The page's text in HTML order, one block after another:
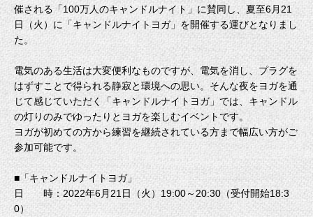
催される「100万人のキャンドルナイト」に賛同し、夏至6月21
日（火）に「キャンドルナイトヨガ」を開催する運びとなりまし
た。
電気のある生活は大変便利なものですが、電気を消し、プラグを
はずすことで得られる静寂と環境への思い。そんな夜をヨガを通
じて感じていただく「キャンドルナイトヨガ」では、キャンドル
の灯りのみでゆったりとヨガを楽しむイベントです。
ヨガが初めての方から練習を継続されている方まで幅広い方がご
参加可能です。
■「キャンドルナイトヨガ」
日 時：2022年6月21日（火）19:00～20:30（受付開始18:3
0）